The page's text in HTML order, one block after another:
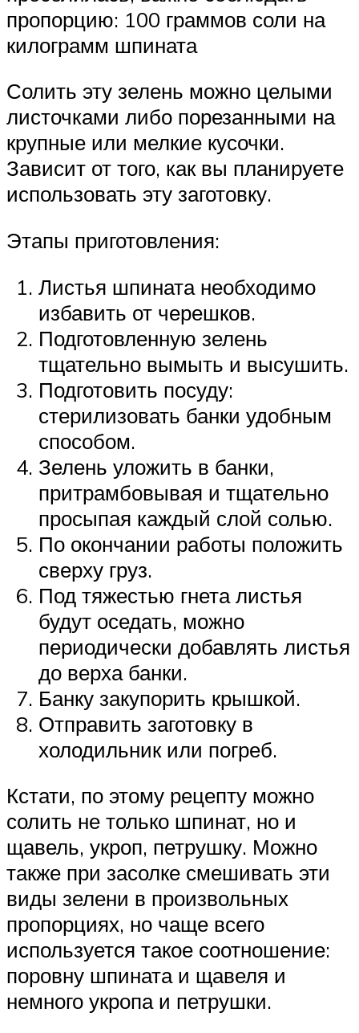
пропорцию: 100 граммов соли на
килограмм шпината
Солить эту зелень можно целыми
листочками либо порезанными на
крупные или мелкие кусочки.
Зависит от того, как вы планируете
использовать эту заготовку.
Этапы приготовления:
Листья шпината необходимо
избавить от черешков.
Подготовленную зелень
тщательно вымыть и высушить.
Подготовить посуду:
стерилизовать банки удобным
способом.
Зелень уложить в банки,
притрамбовывая и тщательно
просыпая каждый слой солью.
По окончании работы положить
сверху груз.
Под тяжестью гнета листья
будут оседать, можно
периодически добавлять листья
до верха банки.
Банку закупорить крышкой.
Отправить заготовку в
холодильник или погреб.
Кстати, по этому рецепту можно
солить не только шпинат, но и
щавель, укроп, петрушку. Можно
также при засолке смешивать эти
виды зелени в произвольных
пропорциях, но чаще всего
используется такое соотношение:
поровну шпината и щавеля и
немного укропа и петрушки.